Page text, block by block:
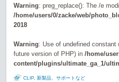
Warning: preg_replace(): The /e
/home/users/0/zacke/web/
2018
Warning: Use of undefined constant
future version of PHP) in /home/
content/plugins/ultimate_ga_1/
CLIP, 新製品、サポートなど